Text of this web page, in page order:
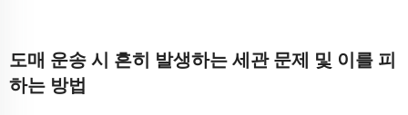
도매 운송 시 흔히 발생하는 세관 문제 및 이를 피
하는 방법